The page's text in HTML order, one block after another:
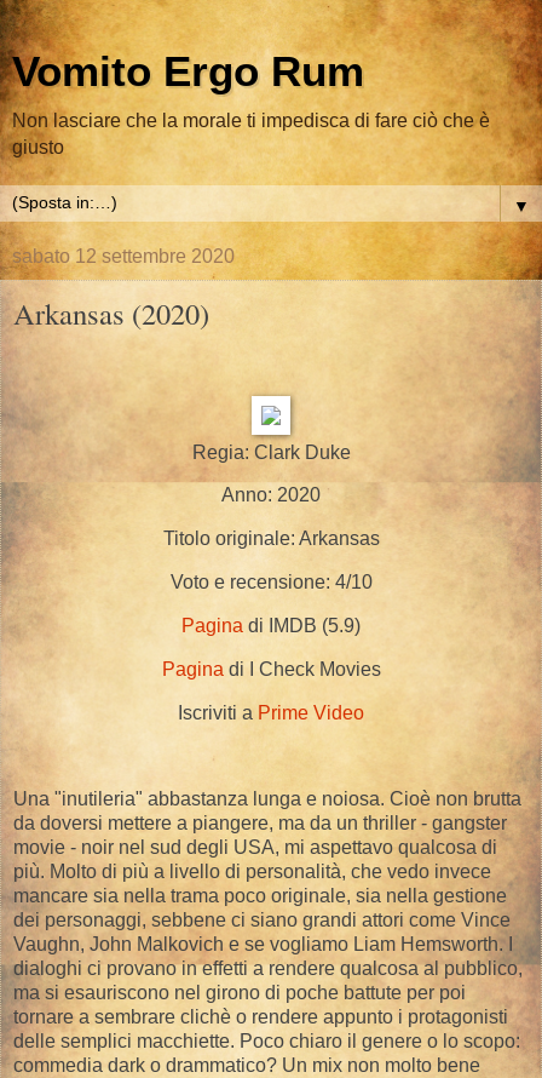
Vomito Ergo Rum
Non lasciare che la morale ti impedisca di fare ciò che è
giusto
▼
sabato 12 settembre 2020
Arkansas (2020)
Regia: Clark Duke
Anno: 2020
Titolo originale: Arkansas
Voto e recensione: 4/10
Pagina di IMDB (5.9)
Pagina di I Check Movies
Iscriviti a Prime Video
Una "inutileria" abbastanza lunga e noiosa. Cioè non brutta
da doversi mettere a piangere, ma da un thriller - gangster
movie - noir nel sud degli USA, mi aspettavo qualcosa di
più. Molto di più a livello di personalità, che vedo invece
mancare sia nella trama poco originale, sia nella gestione
dei personaggi, sebbene ci siano grandi attori come Vince
Vaughn, John Malkovich e se vogliamo Liam Hemsworth. I
dialoghi ci provano in effetti a rendere qualcosa al pubblico,
ma si esauriscono nel girono di poche battute per poi
tornare a sembrare clichè o rendere appunto i protagonisti
delle semplici macchiette. Poco chiaro il genere o lo scopo:
commedia dark o drammatico? Un mix non molto bene